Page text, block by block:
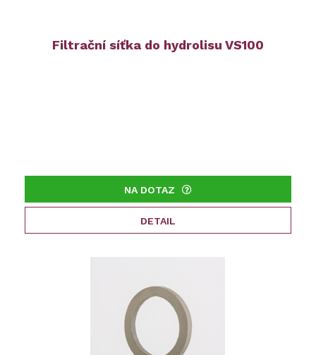
Filtrační síťka do hydrolisu VS100
NA DOTAZ
DETAIL